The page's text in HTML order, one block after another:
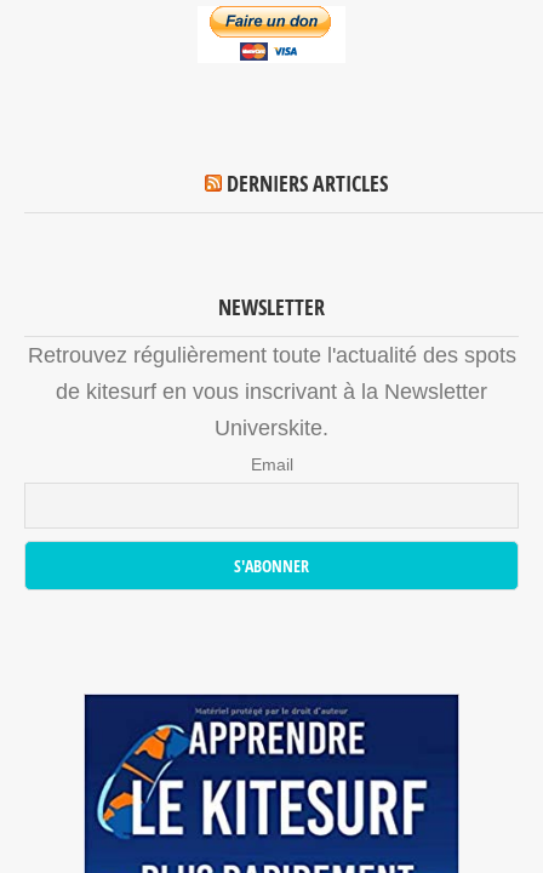
DERNIERS ARTICLES
NEWSLETTER
Retrouvez régulièrement toute l'actualité des spots
de kitesurf en vous inscrivant à la Newsletter
Universkite.
Email